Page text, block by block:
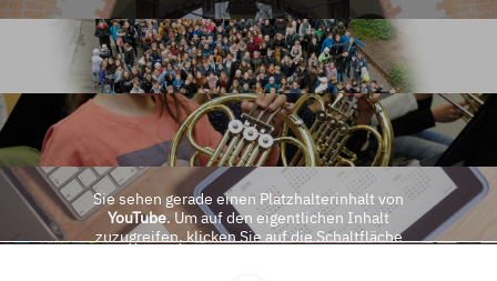
Sie sehen gerade einen Platzhalterinhalt von
YouTube. Um auf den eigentlichen Inhalt
zuzugreifen, klicken Sie auf die Schaltfläche